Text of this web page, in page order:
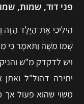
פני דוד, שמות,
הֵילִיכִי אֶת־הַיֶּלֶד הַזֶּה
שְׁמוֹ מֹשֶׁה וַתֹּאמֶר כִּי
ויש לדקדק מ"ש
יתירה דהול"ל
משוי שהוא פעול